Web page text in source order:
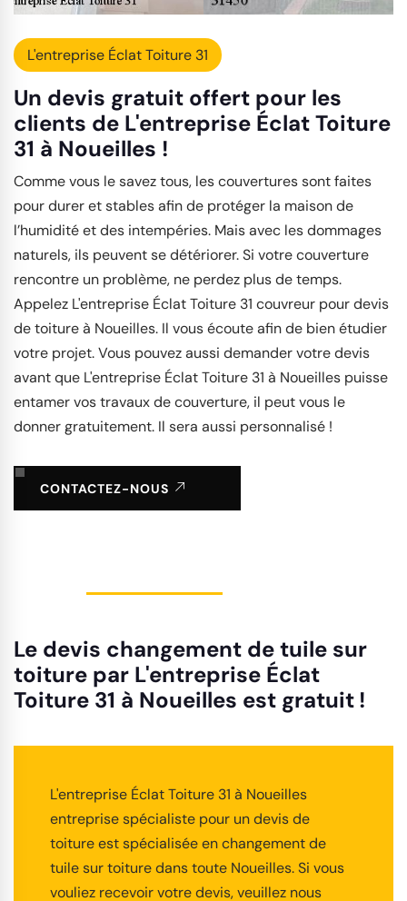
L'entreprise Éclat Toiture 31
Un devis gratuit offert pour les
clients de L'entreprise Éclat Toiture
31 à Noueilles !
Comme vous le savez tous, les couvertures sont faites
pour durer et stables afin de protéger la maison de
l’humidité et des intempéries. Mais avec les dommages
naturels, ils peuvent se détériorer. Si votre couverture
rencontre un problème, ne perdez plus de temps.
Appelez L'entreprise Éclat Toiture 31 couvreur pour devis
de toiture à Noueilles. Il vous écoute afin de bien étudier
votre projet. Vous pouvez aussi demander votre devis
avant que L'entreprise Éclat Toiture 31 à Noueilles puisse
entamer vos travaux de couverture, il peut vous le
donner gratuitement. Il sera aussi personnalisé !
CONTACTEZ-NOUS
Le devis changement de tuile sur
toiture par L'entreprise Éclat
Toiture 31 à Noueilles est gratuit !
L'entreprise Éclat Toiture 31 à Noueilles
entreprise spécialiste pour un devis de
toiture est spécialisée en changement de
tuile sur toiture dans toute Noueilles. Si vous
vouliez recevoir votre devis, veuillez nous